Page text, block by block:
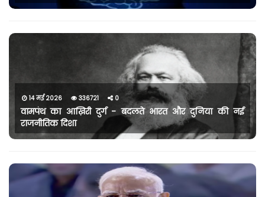
14 मई 2026 336721 0
वामपंथ का आख़िरी दुर्ग - बदलते भारत और दुनिया की नई
राजनीतिक दिशा